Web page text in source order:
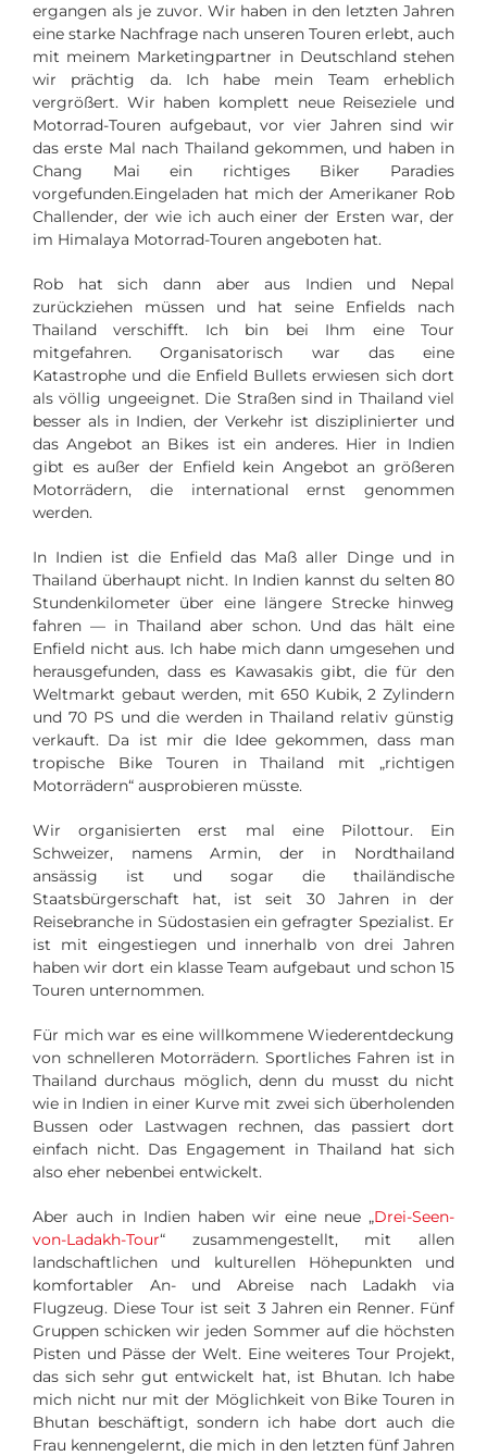
ergangen als je zuvor. Wir haben in den letzten Jahren
eine starke Nachfrage nach unseren Touren erlebt, auch
mit meinem Marketingpartner in Deutschland stehen
wir prächtig da. Ich habe mein Team erheblich
vergrößert. Wir haben komplett neue Reiseziele und
Motorrad-Touren aufgebaut, vor vier Jahren sind wir
das erste Mal nach Thailand gekommen, und haben in
Chang Mai ein richtiges Biker Paradies
vorgefunden.Eingeladen hat mich der Amerikaner Rob
Challender, der wie ich auch einer der Ersten war, der
im Himalaya Motorrad-Touren angeboten hat.
Rob hat sich dann aber aus Indien und Nepal
zurückziehen müssen und hat seine Enfields nach
Thailand verschifft. Ich bin bei Ihm eine Tour
mitgefahren. Organisatorisch war das eine
Katastrophe und die Enfield Bullets erwiesen sich dort
als völlig ungeeignet. Die Straßen sind in Thailand viel
besser als in Indien, der Verkehr ist disziplinierter und
das Angebot an Bikes ist ein anderes. Hier in Indien
gibt es außer der Enfield kein Angebot an größeren
Motorrädern, die international ernst genommen
werden.
In Indien ist die Enfield das Maß aller Dinge und in
Thailand überhaupt nicht. In Indien kannst du selten 80
Stundenkilometer über eine längere Strecke hinweg
fahren — in Thailand aber schon. Und das hält eine
Enfield nicht aus. Ich habe mich dann umgesehen und
herausgefunden, dass es Kawasakis gibt, die für den
Weltmarkt gebaut werden, mit 650 Kubik, 2 Zylindern
und 70 PS und die werden in Thailand relativ günstig
verkauft. Da ist mir die Idee gekommen, dass man
tropische Bike Touren in Thailand mit „richtigen
Motorrädern“ ausprobieren müsste.
Wir organisierten erst mal eine Pilottour. Ein
Schweizer, namens Armin, der in Nordthailand
ansässig ist und sogar die thailändische
Staatsbürgerschaft hat, ist seit 30 Jahren in der
Reisebranche in Südostasien ein gefragter Spezialist. Er
ist mit eingestiegen und innerhalb von drei Jahren
haben wir dort ein klasse Team aufgebaut und schon 15
Touren unternommen.
Für mich war es eine willkommene Wiederentdeckung
von schnelleren Motorrädern. Sportliches Fahren ist in
Thailand durchaus möglich, denn du musst du nicht
wie in Indien in einer Kurve mit zwei sich überholenden
Bussen oder Lastwagen rechnen, das passiert dort
einfach nicht. Das Engagement in Thailand hat sich
also eher nebenbei entwickelt.
Aber auch in Indien haben wir eine neue „Drei-Seen-
von-Ladakh-Tour“ zusammengestellt, mit allen
landschaftlichen und kulturellen Höhepunkten und
komfortabler An- und Abreise nach Ladakh via
Flugzeug. Diese Tour ist seit 3 Jahren ein Renner. Fünf
Gruppen schicken wir jeden Sommer auf die höchsten
Pisten und Pässe der Welt. Eine weiteres Tour Projekt,
das sich sehr gut entwickelt hat, ist Bhutan. Ich habe
mich nicht nur mit der Möglichkeit von Bike Touren in
Bhutan beschäftigt, sondern ich habe dort auch die
Frau kennengelernt, die mich in den letzten fünf Jahren